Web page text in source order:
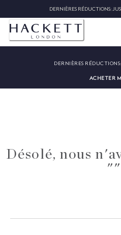
DERNIÈRES RÉDUCTIONS:
DERNIÈRES RÉDUCTIONS:
ACHETER
Désolé, nous
""